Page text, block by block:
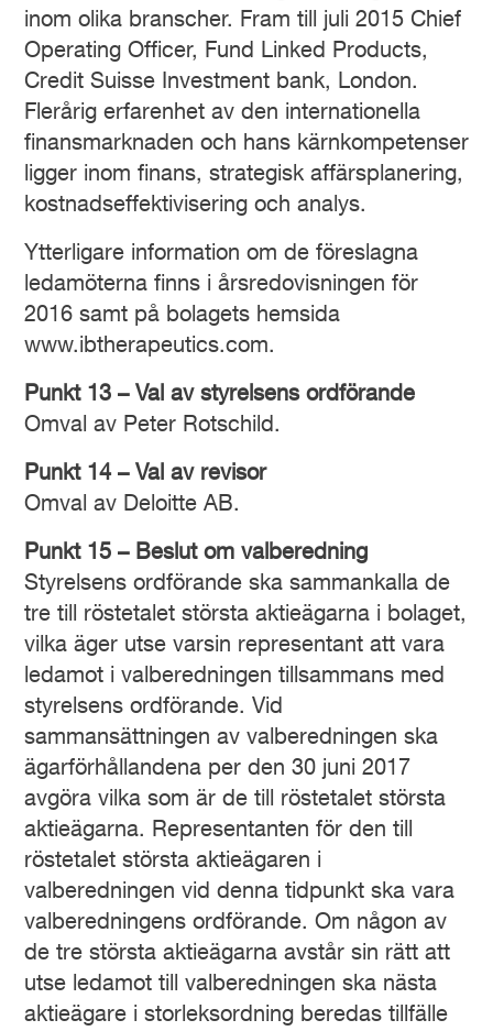
inom olika branscher. Fram till juli 2015 Chief
Operating Officer, Fund Linked Products,
Credit Suisse Investment bank, London.
Flerårig erfarenhet av den internationella
finansmarknaden och hans kärnkompetenser
ligger inom finans, strategisk affärsplanering,
kostnadseffektivisering och analys.
Ytterligare information om de föreslagna
ledamöterna finns i årsredovisningen för
2016 samt på bolagets hemsida
www.ibtherapeutics.com.
Punkt 13 – Val av styrelsens ordförande
Omval av Peter Rotschild.
Punkt 14 – Val av revisor
Omval av Deloitte AB.
Punkt 15 – Beslut om valberedning
Styrelsens ordförande ska sammankalla de
tre till röstetalet största aktieägarna i bolaget,
vilka äger utse varsin representant att vara
ledamot i valberedningen tillsammans med
styrelsens ordförande. Vid
sammansättningen av valberedningen ska
ägarförhållandena per den 30 juni 2017
avgöra vilka som är de till röstetalet största
aktieägarna. Representanten för den till
röstetalet största aktieägaren i
valberedningen vid denna tidpunkt ska vara
valberedningens ordförande. Om någon av
de tre största aktieägarna avstår sin rätt att
utse ledamot till valberedningen ska nästa
aktieägare i storleksordning beredas tillfälle